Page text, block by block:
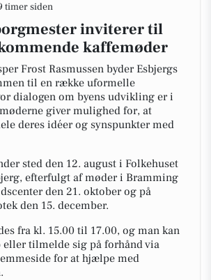
timer siden
inviterer til
kaffemøder
Frost Rasmussen byder Esbjergs
til en række uformelle
dialogen om byens udvikling er i
giver mulighed for, at
deres idéer og synspunkter med
sted den 12. august i Folkehuset
efterfulgt af møder i Bramming
den 21. oktober og på
den 15. december.
fra kl. 15.00 til 17.00, og man kan
eller tilmelde sig på forhånd via
for at hjælpe med